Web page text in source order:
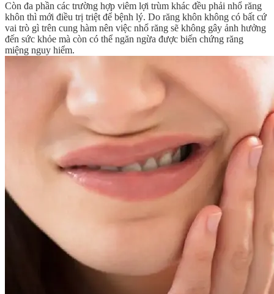
Còn đa phần các trường hợp viêm lợi trùm khác đều phải nhổ răng
khôn thì mới điều trị triệt để bệnh lý. Do răng khôn không có bất cứ
vai trò gì trên cung hàm nên việc nhổ răng sẽ không gây ảnh hưởng
đến sức khỏe mà còn có thể ngăn ngừa được biến chứng răng
miệng nguy hiểm.